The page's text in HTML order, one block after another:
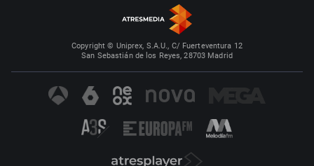
Copyright © Uniprex, S.A.U., C/ Fuerteventura 12
San Sebastián de los Reyes, 28703 Madrid